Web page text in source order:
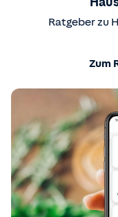
Ratgeber zu
Zum